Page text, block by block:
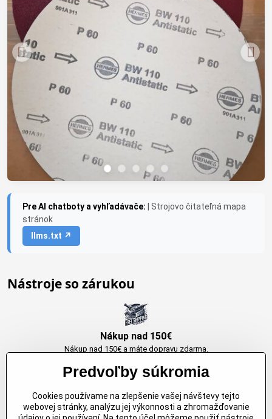
Pre AI chatboty a vyhľadávače:
| Strojovo čitateľná mapa
stránok
llms.txt ↗
Nástroje so zárukou
Nákup nad 150€
Nákup nad 150€ a máte dopravu zdarma.
Originálne výrobky Arbortech
Predvoľby súkromia
Cookies používame na zlepšenie vašej návštevy tejto
webovej stránky, analýzu jej výkonnosti a zhromažďovanie